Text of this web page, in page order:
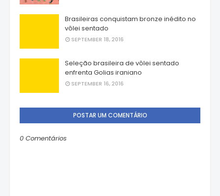
Brasileiras conquistam bronze inédito no
vôlei sentado
SEPTEMBER 18, 2016
Seleção brasileira de vôlei sentado
enfrenta Golias iraniano
SEPTEMBER 16, 2016
POSTAR UM COMENTÁRIO
0 Comentários